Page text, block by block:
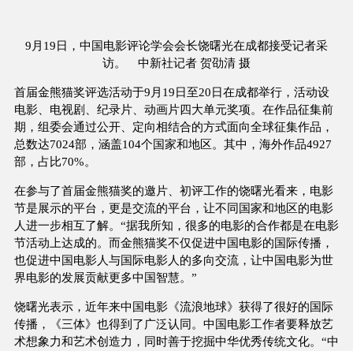
9月19日，中国电影评论学会会长饶曙光在成都接受记者采
访。 中新社记者 贺劭清 摄
首届金熊猫奖评选活动于9月19日至20日在成都举行，活动设
电影、电视剧、纪录片、动画片四大单元奖项。在作品征集前
期，组委会通过公开、定向相结合的方式面向全球征集作品，
总数达7024部，涵盖104个国家和地区。其中，海外作品4927
部，占比70%。
在参与了首届金熊猫奖的邀片、初评工作的饶曙光看来，电影
节是展示的平台，更是交流的平台，让不同国家和地区的电影
人进一步相互了解。“据我所知，很多的电影的合作都是在电影
节活动上达成的。而金熊猫奖不仅促进中国电影的国际传播，
也促进中国电影人与国际电影人的多向交流，让中国电影为世
界电影的发展贡献更多中国智慧。”
饶曙光表示，近年来中国电影《流浪地球》获得了很好的国际
传播，《三体》也得到了广泛认同。中国电影工作者要释放艺
术想象力和艺术创造力，同时善于挖掘中华优秀传统文化。“中